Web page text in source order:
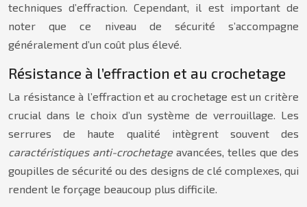
techniques d’effraction. Cependant, il est important de
noter que ce niveau de sécurité s’accompagne
généralement d’un coût plus élevé.
Résistance à l’effraction et au crochetage
La résistance à l’effraction et au crochetage est un critère
crucial dans le choix d’un système de verrouillage. Les
serrures de haute qualité intègrent souvent des
caractéristiques anti-crochetage avancées, telles que des
goupilles de sécurité ou des designs de clé complexes, qui
rendent le forçage beaucoup plus difficile.